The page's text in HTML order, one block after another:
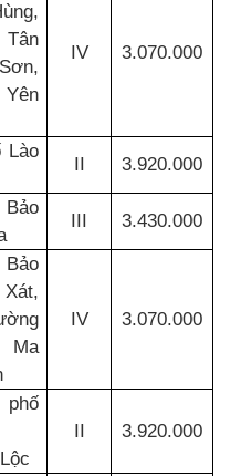
Yên
IV 3.070.000
Lào
3.920.000
3.430.000
Ma
IV 3.070.000
3.920.000